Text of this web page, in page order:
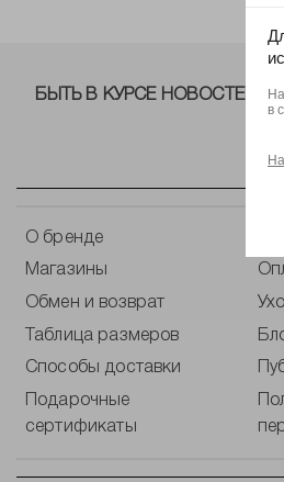
О бренде
Магазины
Обмен и возврат
Таблица размеров
Способы доставки
Подарочные
сертификаты
БЫТЬ В КУРСЕ НОВОСТЕЙ ОТ
в